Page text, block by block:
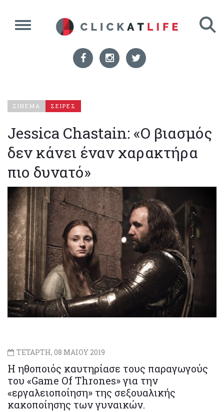
ΣΙΝΕΜΑ ΣΕΙΡΕΣ
Jessica Chastain: «Ο βιασμός
δεν κάνει έναν χαρακτήρα
πιο δυνατό»
ΤΕΤΑΡΤΗ, 08 ΜΑΙΟΥ 2019
Η ηθοποιός καυτηρίασε τους παραγωγούς
του «Game Of Thrones» για την
«εργαλειοποίηση» της σεξουαλικής
κακοποίησης των γυναικών.